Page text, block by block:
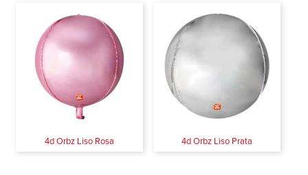
4d Orbz Liso Rosa 4d Orbz Liso Prata